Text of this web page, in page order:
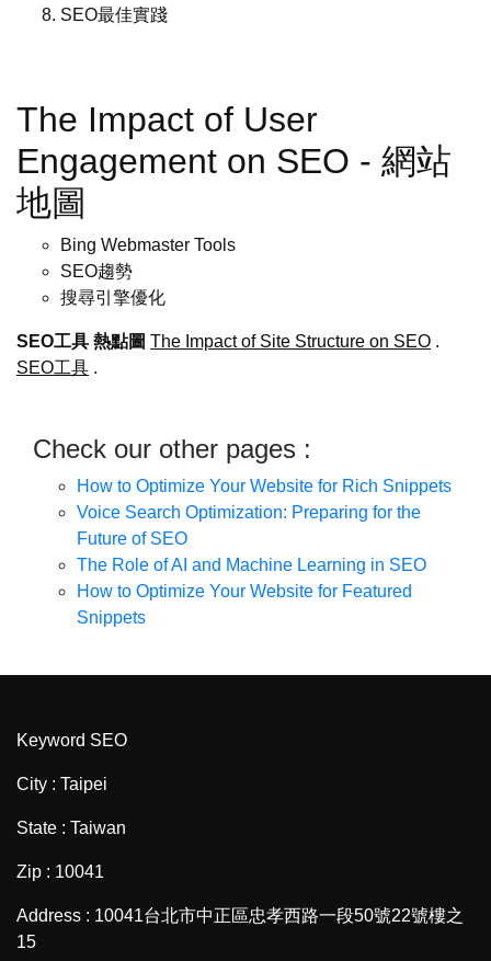
SEO最佳實踐
The Impact of User
Engagement on SEO - 網站
地圖
Bing Webmaster Tools
SEO趨勢
搜尋引擎優化
SEO工具 熱點圖 The Impact of Site Structure on SEO .
SEO工具 .
Check our other pages :
How to Optimize Your Website for Rich Snippets
Voice Search Optimization: Preparing for the
Future of SEO
The Role of AI and Machine Learning in SEO
How to Optimize Your Website for Featured
Snippets
Keyword SEO
City : Taipei
State : Taiwan
Zip : 10041
Address : 10041台北市中正區忠孝西路一段50號22號樓之
15